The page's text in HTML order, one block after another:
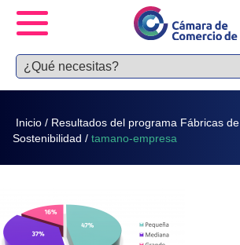
Inicio / Resultados del programa Fábricas
Sostenibilidad / tamano-empresa